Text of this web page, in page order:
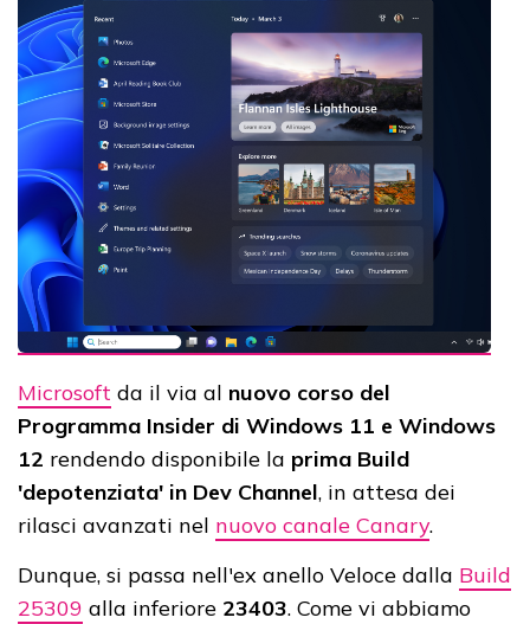
Microsoft da il via al nuovo corso del
Programma Insider di Windows 11 e Windows
12 rendendo disponibile la prima Build
'depotenziata' in Dev Channel, in attesa dei
rilasci avanzati nel nuovo canale Canary.
Dunque, si passa nell'ex anello Veloce dalla Build
25309 alla inferiore 23403. Come vi abbiamo